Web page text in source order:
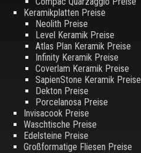
Keramikplatten Preise
Neolith Preise
Level Keramik Preise
Atlas Plan Keramik Preise
Infinity Keramik Preise
Coverlam Keramik Preise
SapienStone Keramik Preise
Dekton Preise
Porcelanosa Preise
Invisacook Preise
Waschtische Preise
Edelsteine Preise
Großformatige Fliesen Preise